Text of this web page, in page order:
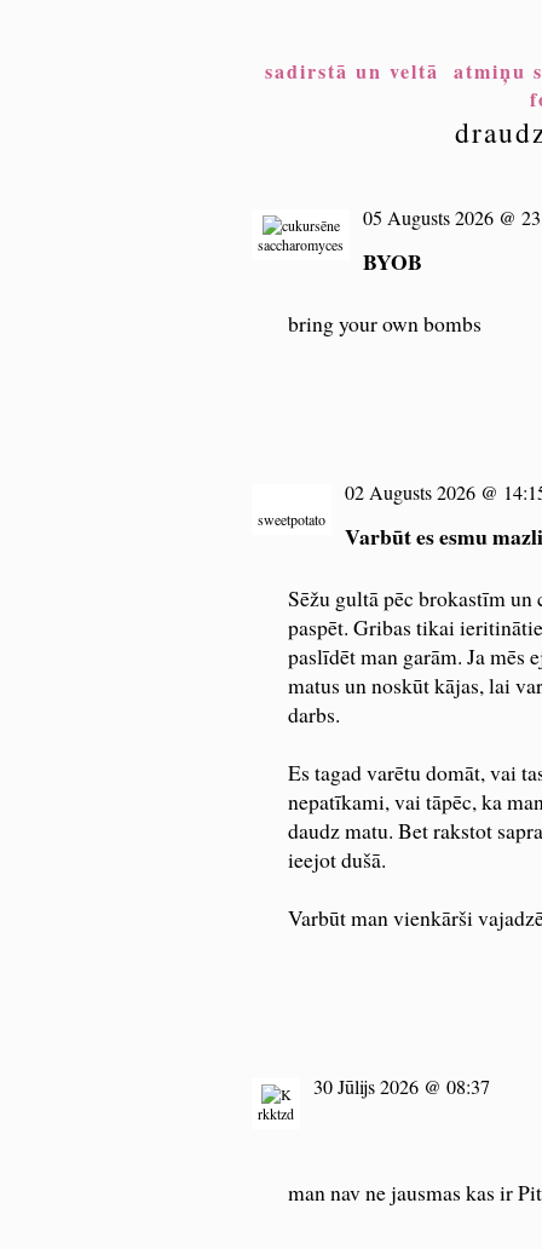
sadirstā un veltā
atmiņu
saccharomyces
05 Augusts 2026 @
BYOB
bring your own bombs
sweetpotato
02 Augusts 2026 @
Varbūt es esmu
Sēžu gultā pēc brokastīm un
paspēt. Gribas tikai
paslīdēt man garām. Ja mēs
matus un noskūt kājas, lai
darbs.
Es tagad varētu domāt, vai
nepatīkami, vai tāpēc, ka
daudz matu. Bet rakstot
ieejot dušā.
Varbūt man vienkārši
rkktzd
30 Jūlijs 2026 @ 08:37
man nav ne jausmas kas ir